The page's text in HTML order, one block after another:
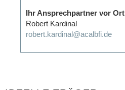
Ihr Ansprechpartner vor Ort
Robert Kardinal
robert.kardinal@acalbfi.de